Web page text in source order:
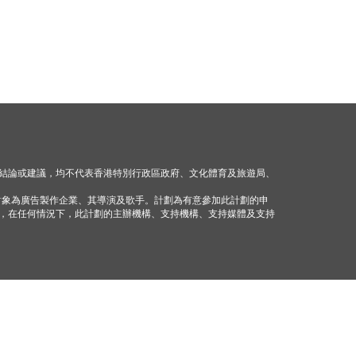
或建議，均不代表香港特別行政區政府、文化體育及旅遊局、
為廣告製作企業、其導演及歌手。計劃為有意參加此計劃的申
任何情況下，此計劃的主辦機構、支持機構、支持媒體及支持